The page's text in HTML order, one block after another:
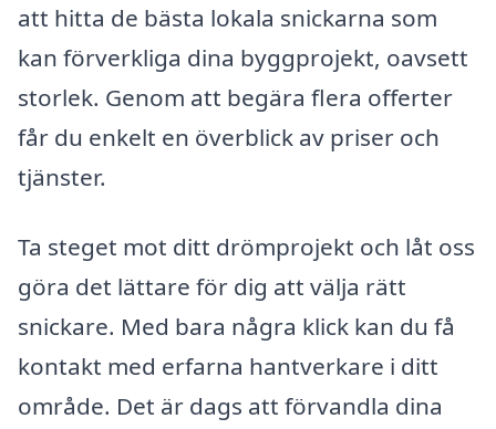
att hitta de bästa lokala snickarna som
kan förverkliga dina byggprojekt, oavsett
storlek. Genom att begära flera offerter
får du enkelt en överblick av priser och
tjänster.
Ta steget mot ditt drömprojekt och låt oss
göra det lättare för dig att välja rätt
snickare. Med bara några klick kan du få
kontakt med erfarna hantverkare i ditt
område. Det är dags att förvandla dina